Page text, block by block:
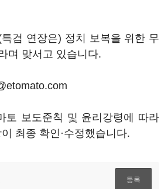
검 연장은) 정치 보복을 위한 무
며 맞서고 있습니다.
토 보도준칙 및 윤리강령에 따라
최종 확인·수정했습니다.